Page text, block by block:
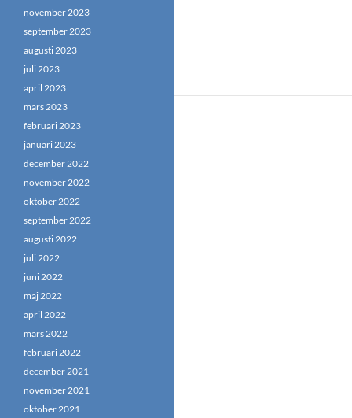
november 2023
september 2023
augusti 2023
juli 2023
april 2023
mars 2023
februari 2023
januari 2023
december 2022
november 2022
oktober 2022
september 2022
augusti 2022
juli 2022
juni 2022
maj 2022
april 2022
mars 2022
februari 2022
december 2021
november 2021
oktober 2021